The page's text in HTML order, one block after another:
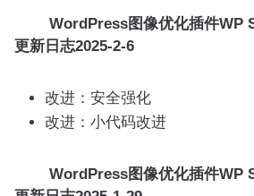
WordPress图像优化插件WP
更新日志2025-2-6
改进：安全强化
改进：小代码改进
WordPress图像优化插件WP